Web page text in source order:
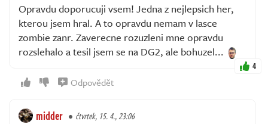
Opravdu doporucuji vsem! Jedna z nejlepsich her,
kterou jsem hral. A to opravdu nemam v lasce
zombie zanr. Zaverecne rozuzleni mne opravdu
rozslehalo a tesil jsem se na DG2, ale bohuzel...
4
Odpovědět
midder čtvrtek, 15. 4., 23:06